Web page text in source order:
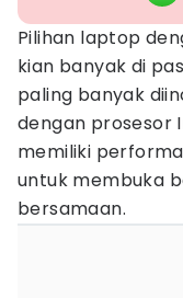
Pilihan laptop
kian banyak di
paling banyak
dengan prosesor
memiliki
untuk membuka
bersamaan.